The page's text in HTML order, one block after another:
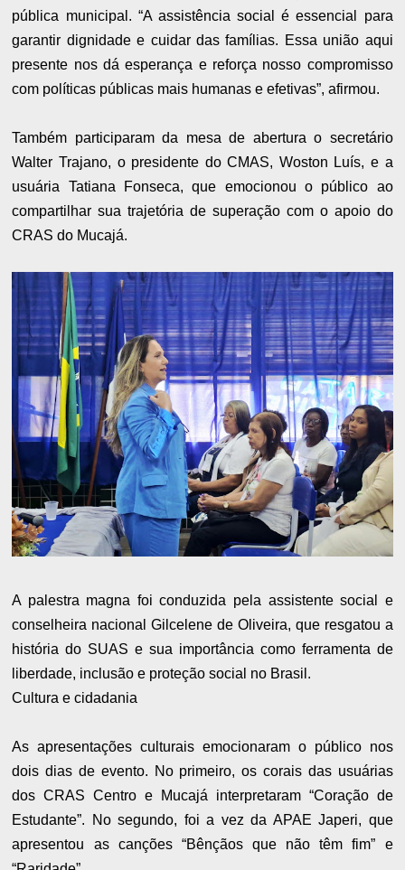
pública municipal. “A assistência social é essencial para
garantir dignidade e cuidar das famílias. Essa união aqui
presente nos dá esperança e reforça nosso compromisso
com políticas públicas mais humanas e efetivas”, afirmou.
Também participaram da mesa de abertura o secretário
Walter Trajano, o presidente do CMAS, Woston Luís, e a
usuária Tatiana Fonseca, que emocionou o público ao
compartilhar sua trajetória de superação com o apoio do
CRAS do Mucajá.
A palestra magna foi conduzida pela assistente social e
conselheira nacional Gilcelene de Oliveira, que resgatou a
história do SUAS e sua importância como ferramenta de
liberdade, inclusão e proteção social no Brasil.
Cultura e cidadania
As apresentações culturais emocionaram o público nos
dois dias de evento. No primeiro, os corais das usuárias
dos CRAS Centro e Mucajá interpretaram “Coração de
Estudante”. No segundo, foi a vez da APAE Japeri, que
apresentou as canções “Bênçãos que não têm fim” e